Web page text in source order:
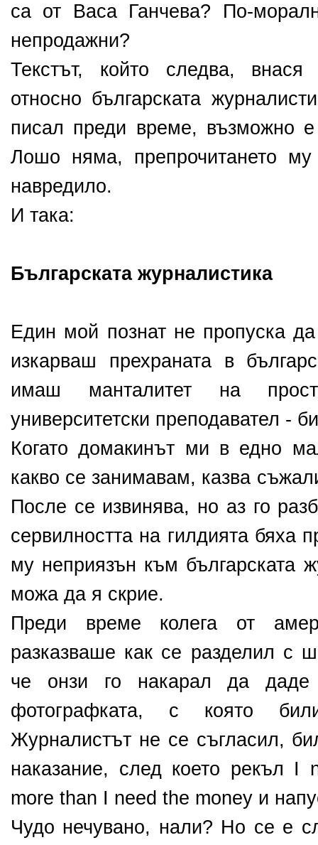
са от Васа Ганчева? По-
непродажни?
Текстът, който следва, внася
относно българската
писал преди време, възможно
Лошо няма, препрочитането
навредило.
И така:
Българската журналистика
Един мой познат не пропуска
изкарваш прехраната в
имаш манталитет на
университетски преподавател -
Когато домакинът ми в едно
какво се занимавам, казва
После се извинява, но аз го
сервилността на гилдията бяха
му неприязън към българската
можа да я скрие.
Преди време колега от
разказваше как се разделил с
че онзи го накарал да
фотографката, с която
Журналистът не се съгласил,
наказание, след което рекъл I
more than I need the money и
Чудо нечувано, нали? Но се е